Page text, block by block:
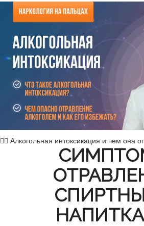
👨‍⚕️ Алкогольная интоксикация и чем она